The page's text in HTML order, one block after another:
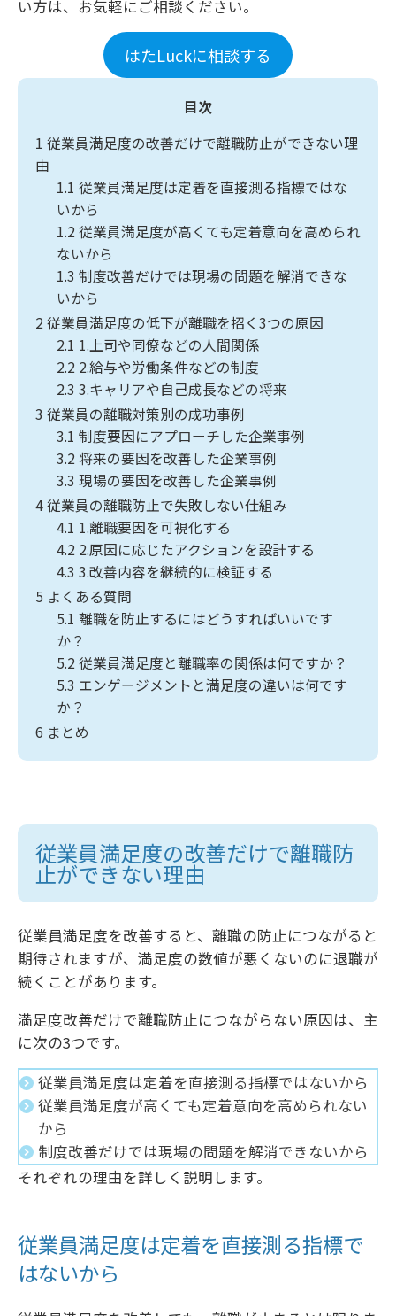
い方は、お気軽にご相談ください。
はたLuckに相談する
目次
1 従業員満足度の改善だけで離職防止ができない理
由
1.1 従業員満足度は定着を直接測る指標ではな
いから
1.2従業員満足度が高くても定着意向を高められ
ないから
1.3 制度改善だけでは現場の問題を解消できな
いから
2従業員満足度の低下が離職を招く3つの原因
2.1 1.上司や同僚などの人間関係
2.22.給与や労働条件などの制度
2.3 3.キャリアや自己成長などの将来
3 従業員の離職対策別の成功事例
3.1 制度要因にアプローチした企業事例
3.2将来の要因を改善した企業事例
3.3 現場の要因を改善した企業事例
4従業員の離職防止で失敗しない仕組み
4.1 1.離職要因を可視化する
4.22.原因に応じたアクションを設計する
4.3 3.改善内容を継続的に検証する
5 よくある質問
5.1 離職を防止するにはどうすればいいです
か？
5.2従業員満足度と離職率の関係は何ですか？
5.3 エンゲージメントと満足度の違いは何です
か？
6 まとめ
従業員満足度の改善だけで離職防
止ができない理由
従業員満足度を改善すると、離職の防止につながると
期待されますが、満足度の数値が悪くないのに退職が
続くことがあります。
満足度改善だけで離職防止につながらない原因は、主
に次の3つです。
従業員満足度は定着を直接測る指標ではないから
従業員満足度が高くても定着意向を高められない
から
制度改善だけでは現場の問題を解消できないから
それぞれの理由を詳しく説明します。
従業員満足度は定着を直接測る指標で
はないから